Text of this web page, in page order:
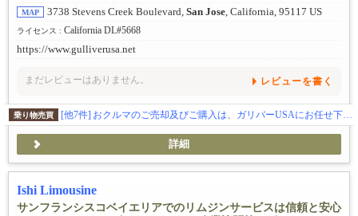
MAP 3738 Stevens Creek Boulevard, San Jose , California, 95117 US
ライセンス : California DL#5668
https://www.gulliverusa.net
まだレビューはありません。 レビューを書く
乗り物売買 [他7件] おクルマのご売却及びご購入は、ガリバーUSAにお任せ下さい!!! ☎ 408-985-1379
詳細
Ishi Limousine
サンフランシスコベイエリアでのリムジンサービスは信頼と安心